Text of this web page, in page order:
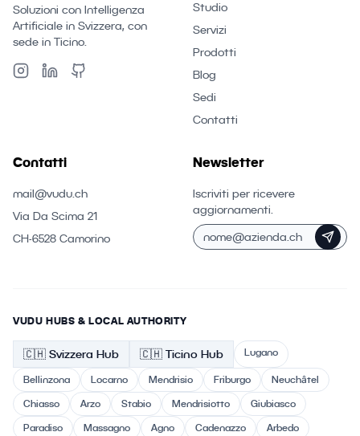
Soluzioni con Intelligenza
Artificiale in Svizzera, con
sede in Ticino.
Studio
Servizi
Prodotti
Blog
Sedi
Contatti
Contatti
mail@vudu.ch
Via Da Scima 21
CH-6528 Camorino
Newsletter
Iscriviti per ricevere
aggiornamenti.
VUDU HUBS & LOCAL AUTHORITY
🇨🇭 Svizzera Hub 🇨🇭 Ticino Hub Lugano
Bellinzona Locarno Mendrisio Friburgo
Neuchâtel
Chiasso
Arzo Stabio Mendrisiotto
Giubiasco
Paradiso
Massagno Agno Cadenazzo Arbedo